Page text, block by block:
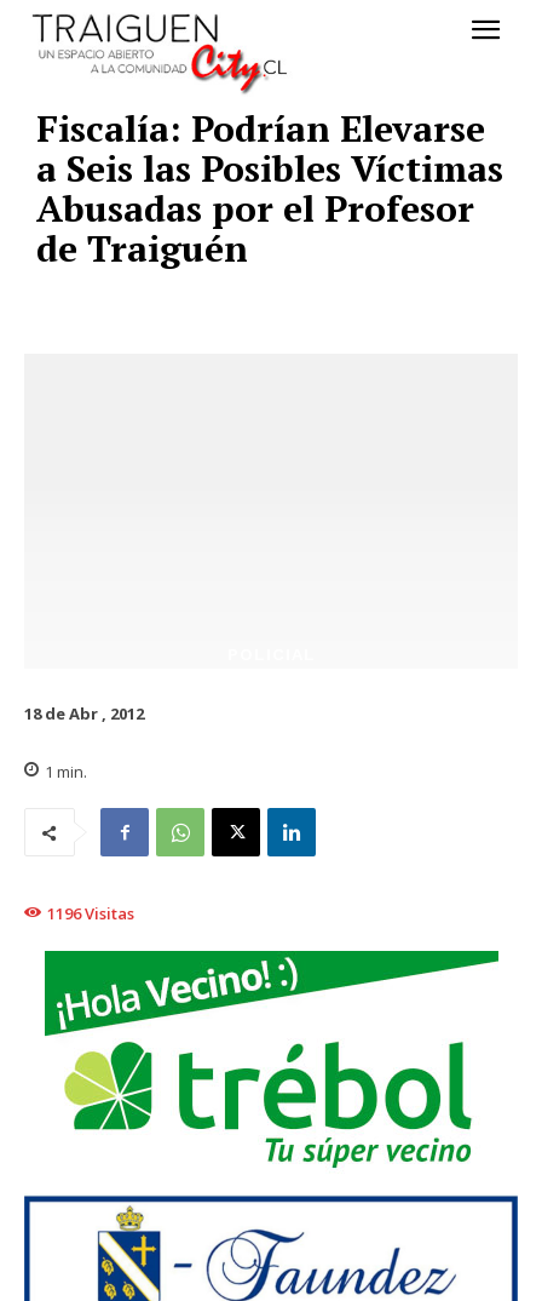
Fiscalí­a: Podrían Elevarse
a Seis las Posibles Víctimas
Abusadas por el Profesor
de Traiguén
18 de Abr , 2012
1 min.
1196Visitas